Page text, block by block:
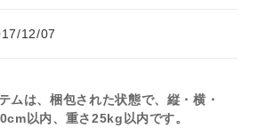
12/07
ムは、梱包された状態で、縦・横・
以内、重さ25kg以内です。